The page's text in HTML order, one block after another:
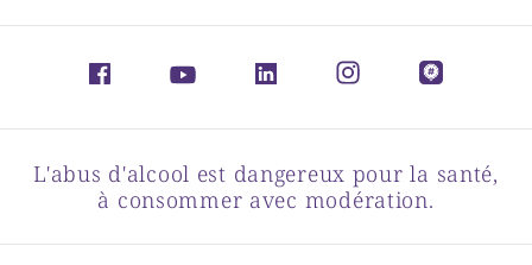
L'abus d'alcool est dangereux pour la santé,
à consommer avec modération.